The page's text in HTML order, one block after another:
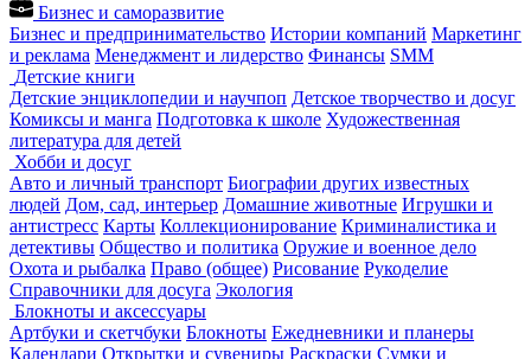
Бизнес и саморазвитие
Бизнес и предпринимательство Истории компаний Маркетинг
и реклама Менеджмент и лидерство Финансы SMM
Детские книги
Детские энциклопедии и научпоп Детское творчество и досуг
Комиксы и манга Подготовка к школе Художественная
литература для детей
Хобби и досуг
Авто и личный транспорт Биографии других известных
людей Дом, сад, интерьер Домашние животные Игрушки и
антистресс Карты Коллекционирование Криминалистика и
детективы Общество и политика Оружие и военное дело
Охота и рыбалка Право (общее) Рисование Рукоделие
Справочники для досуга Экология
Блокноты и аксессуары
Артбуки и скетчбуки Блокноты Ежедневники и планеры
Календари Открытки и сувениры Раскраски Сумки и